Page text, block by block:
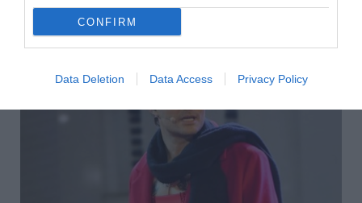
CONFIRM
Data Deletion Data Access Privacy Policy
2026-08-09.
Ha izzadsz, erre a 3 létfontosságú elemre van szükség